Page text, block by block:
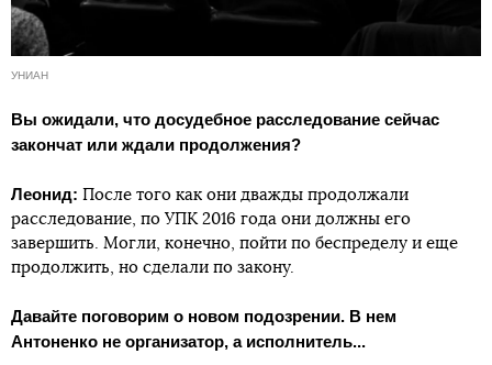
УНИАН
Вы ожидали, что досудебное расследование сейчас
закончат или ждали продолжения?
Леонид: После того как они дважды продолжали
расследование, по УПК 2016 года они должны его
завершить. Могли, конечно, пойти по беспределу и еще
продолжить, но сделали по закону.
Давайте поговорим о новом подозрении. В нем
Антоненко не организатор, а исполнитель...